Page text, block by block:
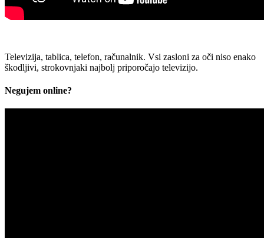
Televizija, tablica, telefon, računalnik. Vsi zasloni za oči niso enako
škodljivi, strokovnjaki najbolj priporočajo televizijo.
Negujem online?